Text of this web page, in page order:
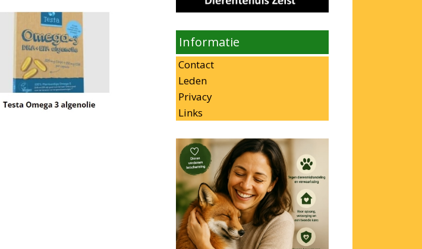
Informatie
Contact
Leden
Privacy
Links